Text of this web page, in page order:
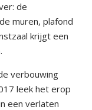
de
muren, plafond
krijgt een
verbouwing
leek het erop
een verlaten